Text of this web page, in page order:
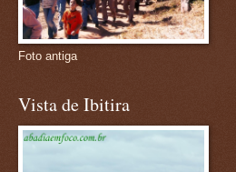
Foto antiga
Vista de Ibitira